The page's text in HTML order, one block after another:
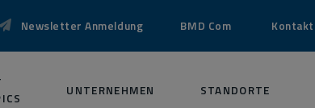
Newsletter Anmeldung BMD Com Kontakt
UNTERNEHMEN STANDORTE